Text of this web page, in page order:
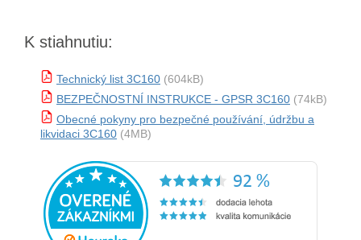
K stiahnutiu:
Technický list 3C160 (604kB)
BEZPEČNOSTNÍ INSTRUKCE - GPSR 3C160 (74kB)
Obecné pokyny pro bezpečné používání, údržbu a
likvidaci 3C160 (4MB)